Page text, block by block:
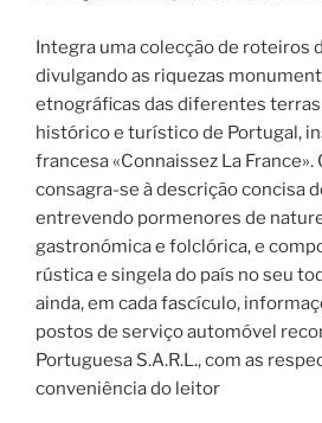
Integra uma colecção de roteiros
divulgando as riquezas
etnográficas das diferentes
histórico e turístico de Portugal,
francesa «Connaissez La France».
consagra-se à descrição concisa
entrevendo pormenores de
gastronómica e folclórica, e
rústica e singela do país no seu
ainda, em cada fascículo,
postos de serviço automóvel
Portuguesa S.A.R.L., com as
conveniência do leitor